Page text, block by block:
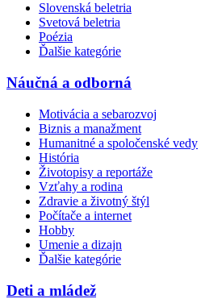
Slovenská beletria
Svetová beletria
Poézia
Ďalšie kategórie
Náučná a odborná
Motivácia a sebarozvoj
Biznis a manažment
Humanitné a spoločenské vedy
História
Životopisy a reportáže
Vzťahy a rodina
Zdravie a životný štýl
Počítače a internet
Hobby
Umenie a dizajn
Ďalšie kategórie
Deti a mládež